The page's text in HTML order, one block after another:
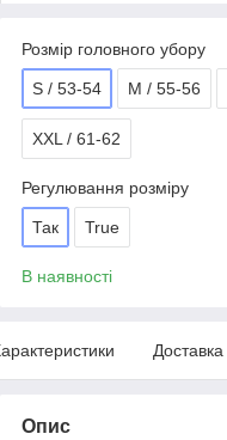
Розмір головного убору
S / 53-54 M / 55-56
XXL / 61-62
Регулювання розміру
Так True
В наявності
Доставка
Опис